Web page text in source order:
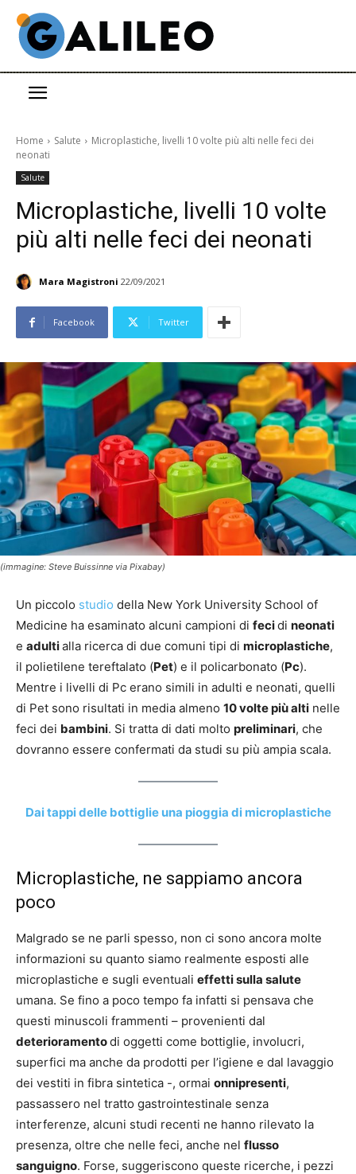
Home Salute
Microplastiche, livelli 10 volte più alti nelle feci dei
neonati
Salute
Microplastiche, livelli 10 volte
più alti nelle feci dei neonati
Mara Magistroni 22/09/2021
Facebook Twitter
(immagine: Steve Buissinne via Pixabay)
Un piccolo studio della New York University School of
Medicine ha esaminato alcuni campioni di fecidi neonati
e adultialla ricerca di due comuni tipi di microplastiche,
il polietilene tereftalato (Pet) e il policarbonato (Pc).
Mentre i livelli di Pc erano simili in adulti e neonati, quelli
di Pet sono risultati in media almeno 10 volte più alti nelle
feci dei bambini. Si tratta di dati molto preliminari, che
dovranno essere confermati da studi su più ampia scala.
Dai tappi delle bottiglie una pioggia di microplastiche
Microplastiche, ne sappiamo ancora
poco
Malgrado se ne parli spesso, non ci sono ancora molte
informazioni su quanto siamo realmente esposti alle
microplastiche e sugli eventuali effetti sulla salute
umana. Se fino a poco tempo fa infatti si pensava che
questi minuscoli frammenti – provenienti dal
deterioramentodi oggetti come bottiglie, involucri,
superfici ma anche da prodotti per l’igiene e dal lavaggio
dei vestiti in fibra sintetica -, ormai onnipresenti,
passassero nel tratto gastrointestinale senza
interferenze, alcuni studi recenti ne hanno rilevato la
presenza, oltre che nelle feci, anche nel flusso
sanguigno. Forse, suggeriscono queste ricerche, i pezzi